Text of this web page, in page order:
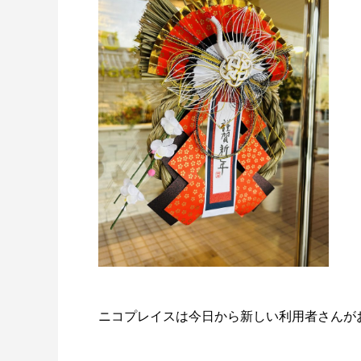
ニコプレイスは今日から新しい利用者さんが